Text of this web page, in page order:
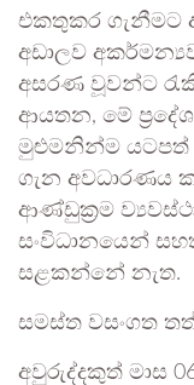
එකතුකර ගැනීමට
අඩාලව
අසරණ වූවන්ට
ආයතන, මේ
මුළුමනින්ම යටපත්
ගැන අවධාරණය
ආණ්ඩුක‍්‍රම
සංවිධානයෙන්
සළකන්නේ නැත.
සමස්ත වසංගත
අවුරුද්දකුත් මාස